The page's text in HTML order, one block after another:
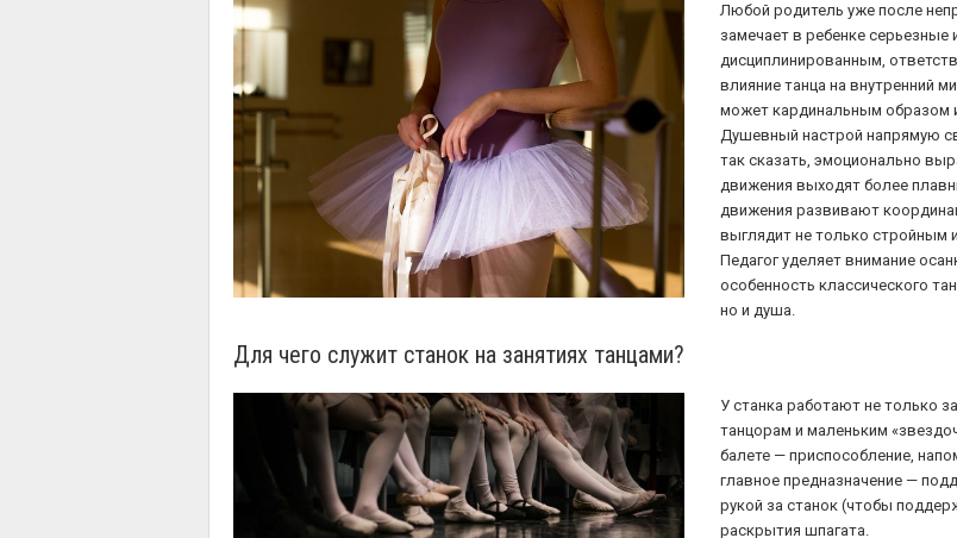
Любой родитель уже после
замечает в ребенке серьезные
дисциплинированным,
влияние танца на внутренний
может кардинальным образом
Душевный настрой напрямую
так сказать, эмоционально
движения выходят более
движения развивают
выглядит не только стройным
Педагог уделяет внимание
особенность классического
но и душа.
Для чего служит станок на занятиях танцами?
У станка работают не только
танцорам и маленьким
балете — приспособление,
главное предназначение —
рукой за станок (чтобы
раскрытия шпагата.